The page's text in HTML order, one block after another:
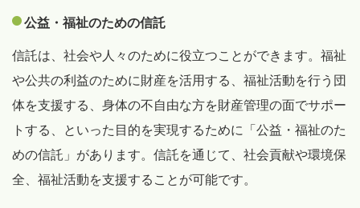
公益・福祉のための信託
信託は、社会や人々のために役立つことができます。福祉
や公共の利益のために財産を活用する、福祉活動を行う団
体を支援する、身体の不自由な方を財産管理の面でサポー
トする、といった目的を実現するために「公益・福祉のた
めの信託」があります。信託を通じて、社会貢献や環境保
全、福祉活動を支援することが可能です。